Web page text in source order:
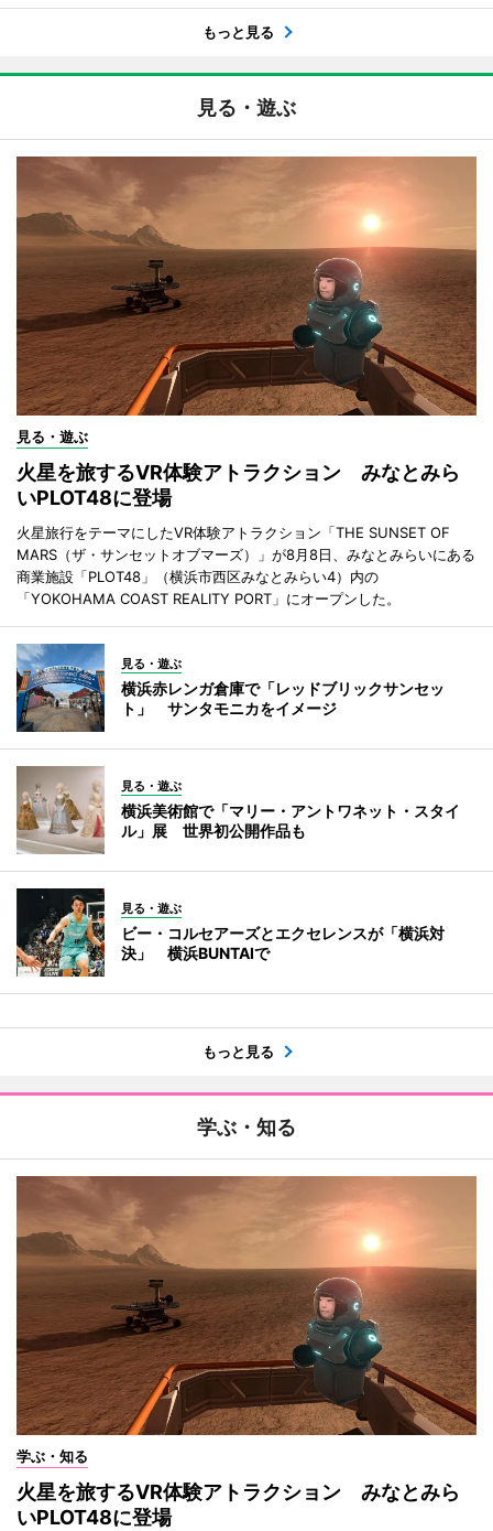
もっと見る
見る・遊ぶ
見る・遊ぶ
火星を旅するVR体験アトラクション みなとみら
いPLOT48に登場
火星旅行をテーマにしたVR体験アトラクション「THE SUNSET OF
MARS（ザ・サンセットオブマーズ）」が8月8日、みなとみらいにある
商業施設「PLOT48」（横浜市西区みなとみらい4）内の
「YOKOHAMA COAST REALITY PORT」にオープンした。
見る・遊ぶ
横浜赤レンガ倉庫で「レッドブリックサンセッ
ト」 サンタモニカをイメージ
見る・遊ぶ
横浜美術館で「マリー・アントワネット・スタイ
ル」展 世界初公開作品も
見る・遊ぶ
ビー・コルセアーズとエクセレンスが「横浜対
決」 横浜BUNTAIで
もっと見る
学ぶ・知る
学ぶ・知る
火星を旅するVR体験アトラクション みなとみら
いPLOT48に登場